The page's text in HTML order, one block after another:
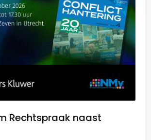
Rechtspraak naast